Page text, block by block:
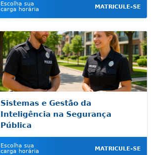
Escolha sua
carga horária
MATRICULE-SE
Sistemas e Gestão da
Inteligência na Segurança
Pública
Escolha sua
carga horária
MATRICULE-SE